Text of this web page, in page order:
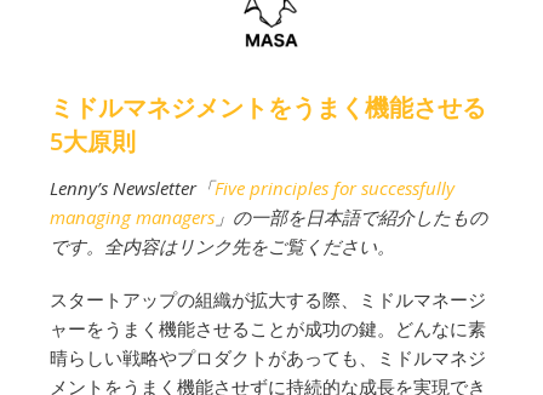
ミドルマネジメントをうまく機能させる
5大原則
Lenny’s Newsletter「Five principles for successfully
managing managers 」の一部を日本語で紹介したもの
です。全内容はリンク先をご覧ください。
スタートアップの組織が拡大する際、ミドルマネージ
ャーをうまく機能させることが成功の鍵。どんなに素
晴らしい戦略やプロダクトがあっても、ミドルマネジ
メントをうまく機能させずに持続的な成長を実現でき